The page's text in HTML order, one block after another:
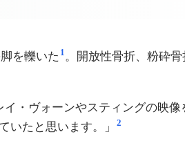
を轢いた 1。開放性骨折、粉砕
・ヴォーンやスティングの映像
いたと思います。」 2